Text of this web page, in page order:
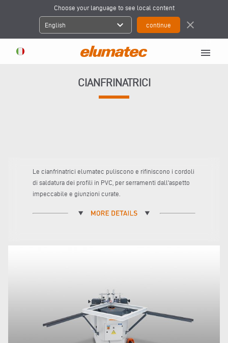
Choose your language to see local content
English expand_more close
menu
CIANFRINATRICI
Le cianfrinatrici elumatec puliscono e rifiniscono i cordoli
di saldatura dei profili in PVC, per serramenti dall'aspetto
impeccabile e giunzioni curate.